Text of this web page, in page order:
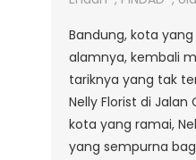
Bandung, kota
alamnya, kembali
tariknya yang tak
Nelly Florist di
kota yang ramai,
yang sempurna